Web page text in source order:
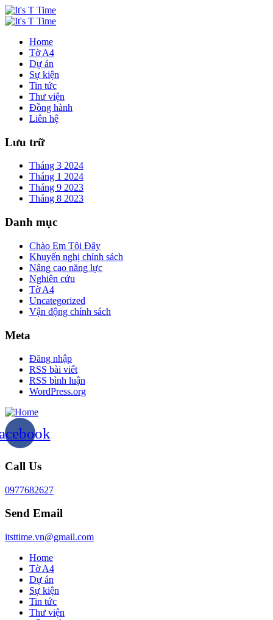
Home
Tờ A4
Dự án
Sự kiện
Tin tức
Thư viện
Đồng hành
Liên hệ
Lưu trữ
Tháng 3 2024
Tháng 1 2024
Tháng 9 2023
Tháng 8 2023
Danh mục
Chào Em Tôi Đây
Khuyến nghị chính sách
Nâng cao năng lực
Nghiên cứu
Tờ A4
Uncategorized
Vận động chính sách
Meta
Đăng nhập
RSS bài viết
RSS bình luận
WordPress.org
Call Us
0977682627
Send Email
itsttime.vn@gmail.com
Home
Tờ A4
Dự án
Sự kiện
Tin tức
Thư viện